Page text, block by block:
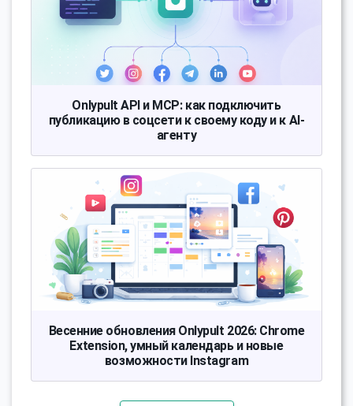
Onlypult API и MCP: как подключить
публикацию в соцсети к своему коду и к AI-
агенту
Весенние обновления Onlypult 2026: Chrome
Extension, умный календарь и новые
возможности Instagram